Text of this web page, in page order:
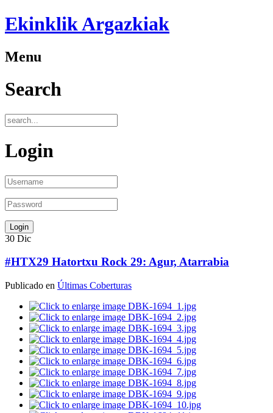
Ekinklik Argazkiak
Menu
Search
Login
30 Dic
#HTX29 Hatortxu Rock 29: Agur, Atarrabia
Publicado en Últimas Coberturas